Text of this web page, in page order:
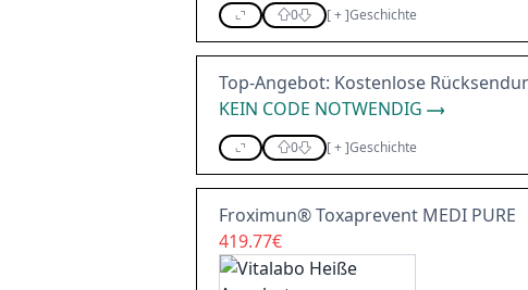
0 [+]Geschichte
Top-Angebot: Kostenlose
KEIN CODE NOTWENDIG
0 [+]Geschichte
Froximun® Toxaprevent MEDI PURE
419.77€